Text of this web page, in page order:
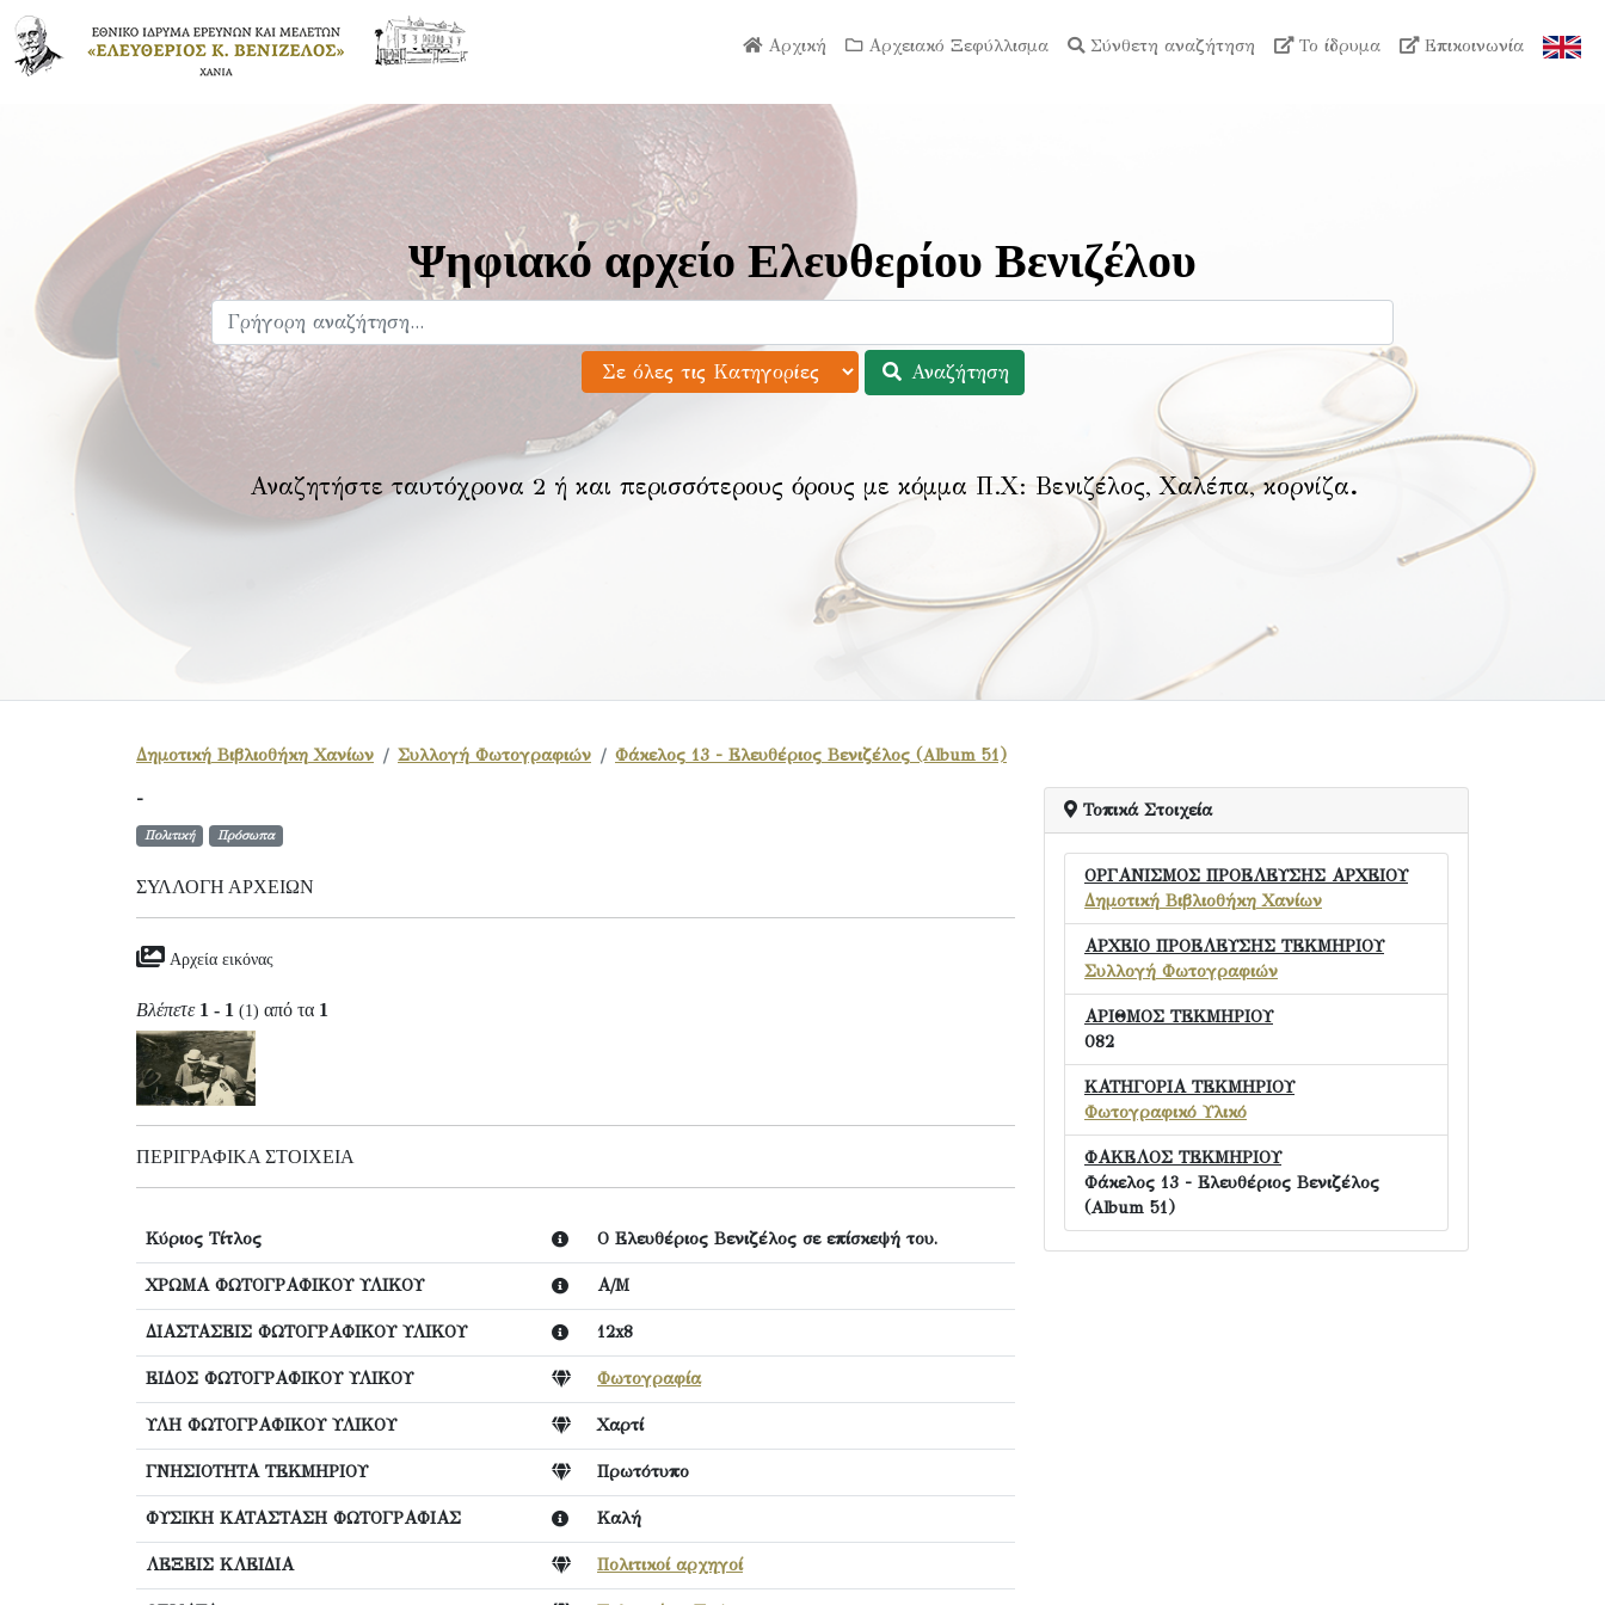
Αρχική Αρχειακό Ξεφύλλισμα Σύνθετη αναζήτηση Το ίδρυμα Επικοινωνία
Ψηφιακό αρχείο Ελευθερίου Βενιζέλου
Αναζήτηση
Αναζητήστε ταυτόχρονα 2 ή και περισσότερους όρους με κόμμα Π.Χ: Βενιζέλος, Χαλέπα, κορνίζα.
Δημοτική Βιβλιοθήκη Χανίων Συλλογή Φωτογραφιών Φάκελος 13 - Ελευθέριος Βενιζέλος (Album 51)
-
Πολιτική Πρόσωπα
ΣΥΛΛΟΓΉ ΑΡΧΕΊΩΝ
Αρχεία εικόνας
Βλέπετε 1 - 1 (1) από τα 1
ΠΕΡΙΓΡΑΦΙΚΆ ΣΤΟΙΧΕΊΑ
Κύριος Τίτλος Ο Ελευθέριος Βενιζέλος σε επίσκεψή του.
ΧΡΩΜΑ ΦΩΤΟΓΡΑΦΙΚΟΥ ΥΛΙΚΟΥ Α/Μ
ΔΙΑΣΤΑΣΕΙΣ ΦΩΤΟΓΡΑΦΙΚΟΥ ΥΛΙΚΟΥ 12x8
ΕΙΔΟΣ ΦΩΤΟΓΡΑΦΙΚΟΥ ΥΛΙΚΟΥ Φωτογραφία
ΥΛΗ ΦΩΤΟΓΡΑΦΙΚΟΥ ΥΛΙΚΟΥ Χαρτί
ΓΝΗΣΙΟΤΗΤΑ ΤΕΚΜΗΡΙΟΥ Πρωτότυπο
ΦΥΣΙΚΗ ΚΑΤΑΣΤΑΣΗ ΦΩΤΟΓΡΑΦΙΑΣ Καλή
ΛΕΞΕΙΣ ΚΛΕΙΔΙΑ Πολιτικοί αρχηγοί
Τοπικά Στοιχεία
ΟΡΓΑΝΙΣΜΟΣ ΠΡΟΕΛΕΥΣΗΣ ΑΡΧΕΙΟΥ
Δημοτική Βιβλιοθήκη Χανίων
ΑΡΧΕΙΟ ΠΡΟΕΛΕΥΣΗΣ ΤΕΚΜΗΡΙΟΥ
Συλλογή Φωτογραφιών
ΑΡΙΘΜΟΣ ΤΕΚΜΗΡΙΟΥ
082
ΚΑΤΗΓΟΡΙΑ ΤΕΚΜΗΡΙΟΥ
Φωτογραφικό Υλικό
ΦΑΚΕΛΟΣ ΤΕΚΜΗΡΙΟΥ
Φάκελος 13 - Ελευθέριος Βενιζέλος
(Album 51)